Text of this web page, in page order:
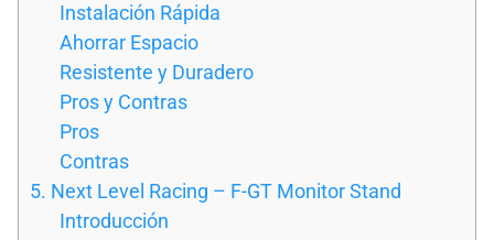
Instalación Rápida
Ahorrar Espacio
Resistente y Duradero
Pros y Contras
Pros
Contras
5. Next Level Racing – F-GT Monitor Stand
Introducción